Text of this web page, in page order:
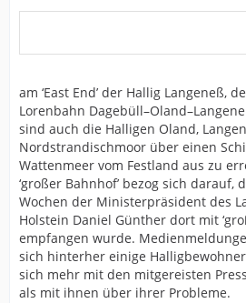
am ‘East End’ der Hallig Langeneß,
Lorenbahn
sind auch die Halligen Oland,
Nordstrandischmoor über einen
Wattenmeer vom Festland aus zu
‘großer Bahnhof’ bezog sich darauf,
Wochen der Ministerpräsident des
Holstein Daniel Günther dort mit
empfangen wurde.
sich hinterher einige
sich mehr mit den mitgereisten
als mit ihnen über ihrer Probleme.